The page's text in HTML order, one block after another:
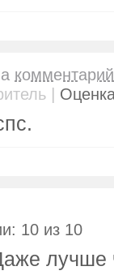
комментарий
|
10 из 10
лучше